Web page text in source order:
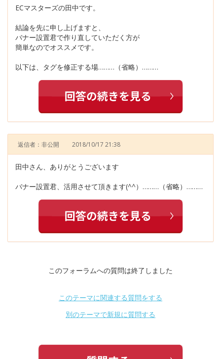
ECマスターズの田中です。
結論を先に申し上げますと、
バナー設置君で作り直していただく方が
簡単なのでオススメです。
以下は、タグを修正する場………（省略）………
返信者：非公開 2018/10/17 21:38
田中さん、ありがとうございます
バナー設置君、活用させて頂きます(^^）………（省略）………
このフォーラムへの質問は終了しました
このテーマに関連する質問をする
別のテーマで新規に質問する